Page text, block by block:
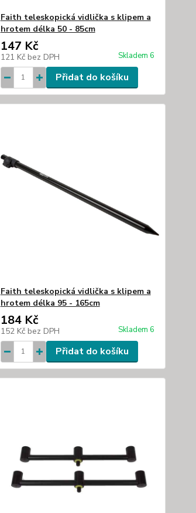
Faith teleskopická vidlička s klipem a
hrotem délka 50 - 85cm
147 Kč
121 Kč bez DPH Skladem 6
Přidat do košíku
Faith teleskopická vidlička s klipem a
hrotem délka 95 - 165cm
184 Kč
152 Kč bez DPH Skladem 6
Přidat do košíku